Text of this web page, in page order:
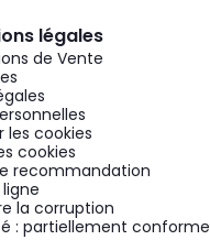
légales
de Vente
les cookies
cookies
recommandation
la corruption
: partiellement conforme